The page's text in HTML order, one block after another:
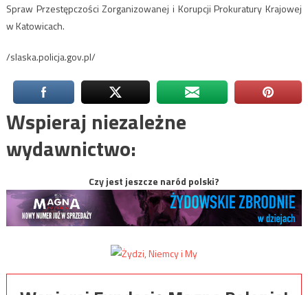
Spraw Przestępczości Zorganizowanej i Korupcji Prokuratury Krajowej
w Katowicach.
/slaska.policja.gov.pl/
Wspieraj niezależne
wydawnictwo:
Czy jest jeszcze naród polski?